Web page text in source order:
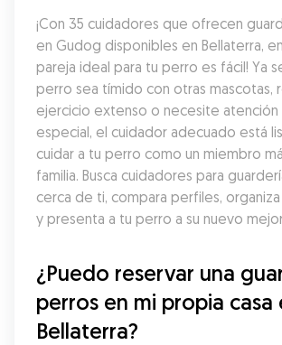
¡Con 35 cuidadores que ofrecen
en Gudog disponibles en Bellaterra,
pareja ideal para tu perro es fácil! Ya
perro sea tímido con otras mascotas,
ejercicio extenso o necesite atención
especial, el cuidador adecuado está
cuidar a tu perro como un miembro
familia. Busca cuidadores para
cerca de ti, compara perfiles,
y presenta a tu perro a su nuevo
¿Puedo reservar una
perros en mi propia casa
Bellaterra?